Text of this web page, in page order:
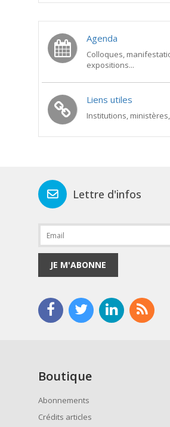
Agenda
Colloques,
expositions...
Liens utiles
Institutions,
Lettre d'infos
JE M'ABONNE
Boutique
Abonnements
Crédits articles